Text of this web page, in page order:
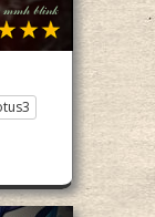
𝓂𝓂𝒽 𝒷𝓁𝒾𝓃𝓀